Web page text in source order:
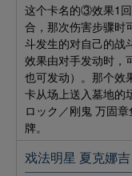
这个卡名的③效果1
合，那次伤害步骤时
斗发生的对自己的战
效果由对手发动时，
也可发动）。那个效
卡从场上送入墓地的
ロック／刚鬼 万固
牌。
戏法明星 夏克娜吉